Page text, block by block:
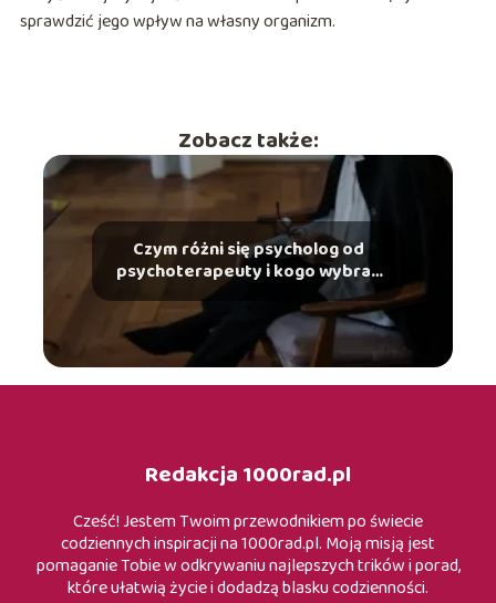
sprawdzić jego wpływ na własny organizm.
Zobacz także:
Czym różni się psycholog od
psychoterapeuty i kogo wybrać
w danej sytuacji?
Redakcja 1000rad.pl
Cześć! Jestem Twoim przewodnikiem po świecie
codziennych inspiracji na 1000rad.pl. Moją misją jest
pomaganie Tobie w odkrywaniu najlepszych trików i porad,
które ułatwią życie i dodadzą blasku codzienności.